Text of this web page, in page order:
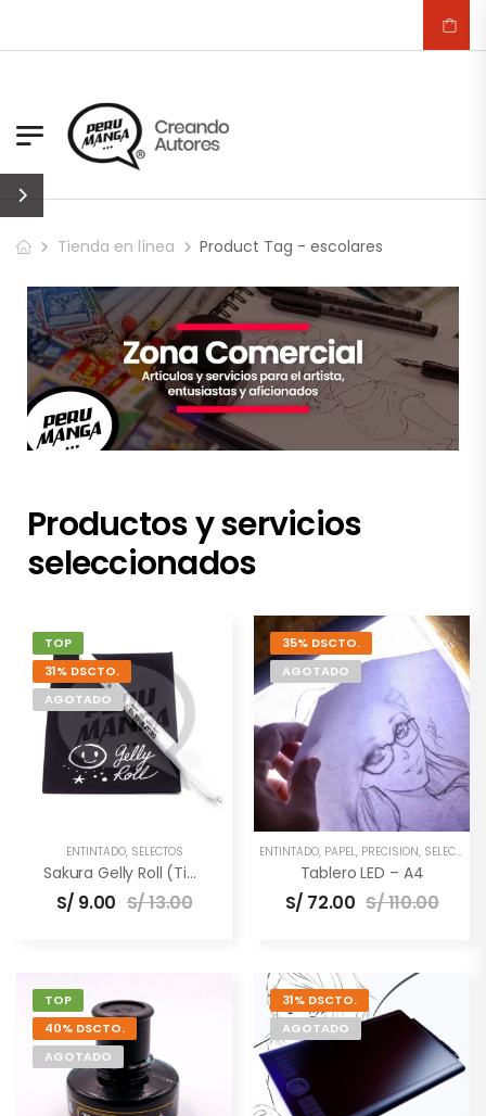
Tienda en línea Product Tag - escolares
Productos y servicios
seleccionados
TOP
31% DSCTO.
AGOTADO
ENTINTADO, SELECTOS
Sakura Gelly Roll (Tinta Blanca)
S/ 9.00 S/13.00
35% DSCTO.
AGOTADO
ENTINTADO, PAPEL, PRECISIÓN, SELECTOS
Tablero LED – A4
S/ 72.00 S/110.00
TOP
40% DSCTO.
AGOTADO
31% DSCTO.
AGOTADO